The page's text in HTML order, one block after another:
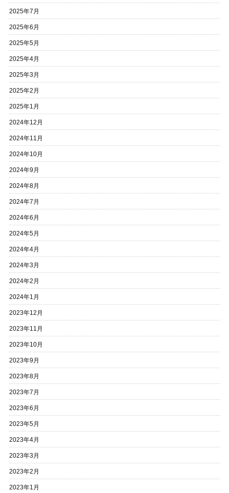
2025年7月
2025年6月
2025年5月
2025年4月
2025年3月
2025年2月
2025年1月
2024年12月
2024年11月
2024年10月
2024年9月
2024年8月
2024年7月
2024年6月
2024年5月
2024年4月
2024年3月
2024年2月
2024年1月
2023年12月
2023年11月
2023年10月
2023年9月
2023年8月
2023年7月
2023年6月
2023年5月
2023年4月
2023年3月
2023年2月
2023年1月